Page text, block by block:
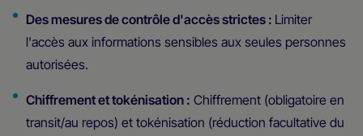
Des mesures de contrôle d'accès strictes : Limiter
l'accès aux informations sensibles aux seules personnes
autorisées.
Chiffrement et tokénisation : Chiffrement (obligatoire en
transit/au repos) et tokénisation (réduction facultative du